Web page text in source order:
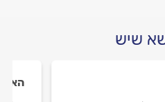
שיש
האם